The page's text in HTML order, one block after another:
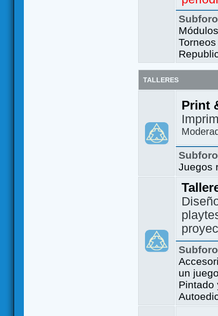
TALLERES
Print
Juegos
un
Pintado